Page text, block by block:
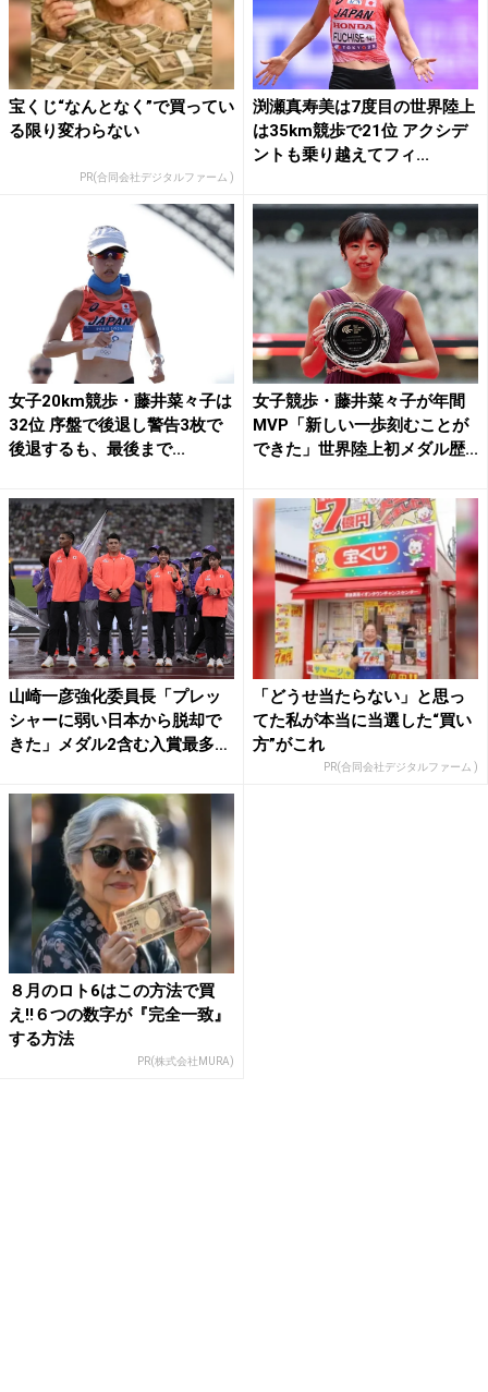
宝くじ“なんとなく”で買ってい
る限り変わらない
PR(合同会社デジタルファーム )
渕瀬真寿美は7度目の世界陸上
は35km競歩で21位 アクシデ
ントも乗り越えてフィ...
女子20km競歩・藤井菜々子は
32位 序盤で後退し警告3枚で
後退するも、最後まで...
女子競歩・藤井菜々子が年間
MVP「新しい一歩刻むことが
できた」世界陸上初メダル歴...
山崎一彦強化委員長「プレッ
シャーに弱い日本から脱却で
きた」メダル2含む入賞最多
「どうせ当たらない」と思っ
てた私が本当に当選した“買い
方”がこれ
PR(合同会社デジタルファーム )
８月のロト6はこの方法で買
え!!６つの数字が『完全一致』
する方法
PR(株式会社MURA)